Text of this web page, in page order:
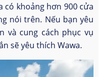
có khoảng hơn 900 cửa
nói trên. Nếu bạn yêu
và cung cách phục vụ
sẽ yêu thích Wawa.